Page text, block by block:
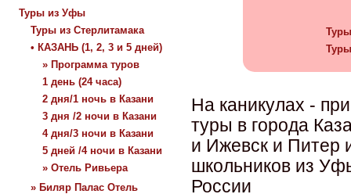
Туры из Уфы
Туры из Стерлитамака
• КАЗАНЬ (1, 2, 3 и 5 дней)
» Программа туров
1 день (24 часа)
2 дня/1 ночь в Казани
3 дня /2 ночи в Казани
4 дня/3 ночи в Казани
5 дней /4 ночи в Казани
» Отель Ривьера
» Биляр Палас Отель
На каникулах -
туры в города
и Ижевск и Питер
школьников из
России